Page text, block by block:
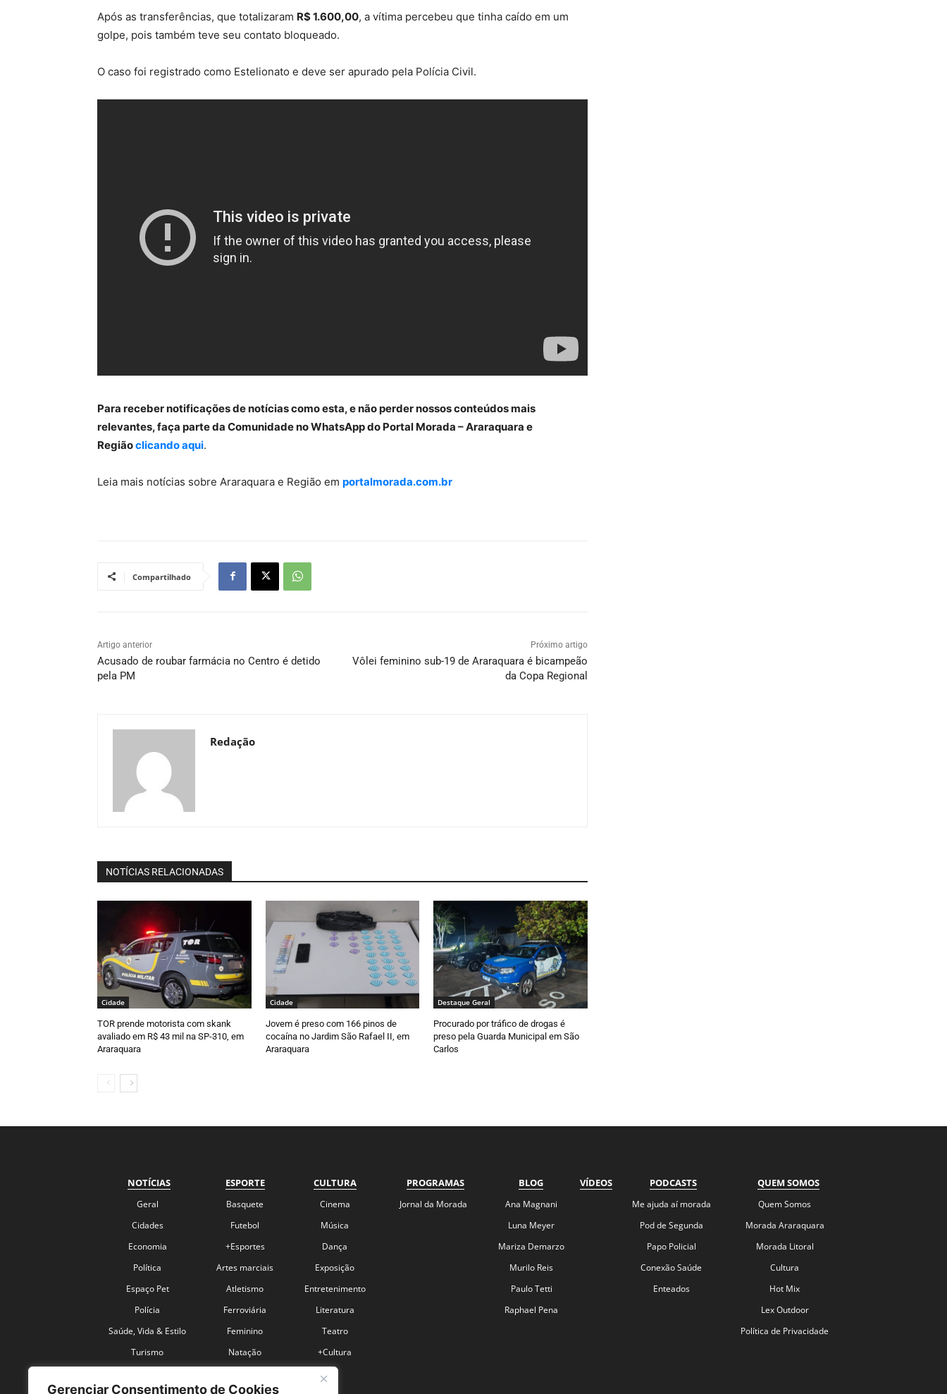
Gerenciar Consentimento de Cookies
Após as transferências, que totalizaram R$ 1.600,00, a vítima percebeu que tinha caído em um
golpe, pois também teve seu contato bloqueado.
O caso foi registrado como Estelionato e deve ser apurado pela Polícia Civil.
Para receber notificações de notícias como esta, e não perder nossos conteúdos mais
relevantes, faça parte da Comunidade no WhatsApp do Portal Morada – Araraquara e
Regiãoclicando aqui.
Leia mais notícias sobre Araraquara e Região em portalmorada.com.br
Compartilhado
Artigo anterior
Acusado de roubar farmácia no Centro é detido
pela PM
Próximo artigo
Vôlei feminino sub-19 de Araraquara é bicampeão
da Copa Regional
Redação
NOTÍCIAS RELACIONADAS
Cidade
TOR prende motorista com skank
avaliado em R$ 43 mil na SP-310, em
Araraquara
Cidade
Jovem é preso com 166 pinos de
cocaína no Jardim São Rafael II, em
Araraquara
Destaque Geral
Procurado por tráfico de drogas é
preso pela Guarda Municipal em São
Carlos
NOTÍCIAS
Geral
Cidades
Economia
Política
Espaço Pet
Polícia
Saúde, Vida & Estilo
Turismo
ESPORTE
Basquete
Futebol
+Esportes
Artes marciais
Atletismo
Ferroviária
Feminino
Natação
CULTURA
Cinema
Música
Dança
Exposição
Entretenimento
Literatura
Teatro
+Cultura
PROGRAMAS
Jornal da Morada
BLOG
Ana Magnani
Luna Meyer
Mariza Demarzo
Murilo Reis
Paulo Tetti
Raphael Pena
VÍDEOS PODCASTS
Me ajuda aí morada
Pod de Segunda
Papo Policial
Conexão Saúde
Enteados
QUEM SOMOS
Quem Somos
Morada Araraquara
Morada Litoral
Cultura
Hot Mix
Lex Outdoor
Política de Privacidade